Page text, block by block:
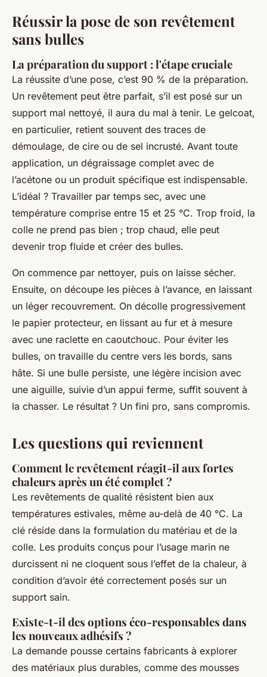
Réussir la pose de son revêtement
sans bulles
La préparation du support : l'étape cruciale
La réussite d’une pose, c’est 90 % de la préparation.
Un revêtement peut être parfait, s’il est posé sur un
support mal nettoyé, il aura du mal à tenir. Le gelcoat,
en particulier, retient souvent des traces de
démoulage, de cire ou de sel incrusté. Avant toute
application, un dégraissage complet avec de
l’acétone ou un produit spécifique est indispensable.
L’idéal ? Travailler par temps sec, avec une
température comprise entre 15 et 25 °C. Trop froid, la
colle ne prend pas bien ; trop chaud, elle peut
devenir trop fluide et créer des bulles.
On commence par nettoyer, puis on laisse sécher.
Ensuite, on découpe les pièces à l’avance, en laissant
un léger recouvrement. On décolle progressivement
le papier protecteur, en lissant au fur et à mesure
avec une raclette en caoutchouc. Pour éviter les
bulles, on travaille du centre vers les bords, sans
hâte. Si une bulle persiste, une légère incision avec
une aiguille, suivie d’un appui ferme, suffit souvent à
la chasser. Le résultat ? Un fini pro, sans compromis.
Les questions qui reviennent
Comment le revêtement réagit-il aux fortes
chaleurs après un été complet ?
Les revêtements de qualité résistent bien aux
températures estivales, même au-delà de 40 °C. La
clé réside dans la formulation du matériau et de la
colle. Les produits conçus pour l’usage marin ne
durcissent ni ne cloquent sous l’effet de la chaleur, à
condition d’avoir été correctement posés sur un
support sain.
Existe-t-il des options éco-responsables dans
les nouveaux adhésifs ?
La demande pousse certains fabricants à explorer
des matériaux plus durables, comme des mousses